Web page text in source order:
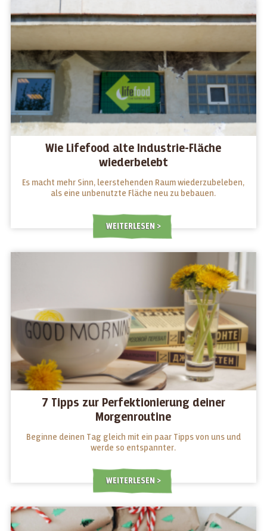
Wie Lifefood alte Industrie-Fläche
wiederbelebt
Es macht mehr Sinn, leerstehenden Raum wiederzubeleben,
als eine unbenutzte Fläche neu zu bebauen.
WEITERLESEN
7 Tipps zur Perfektionierung deiner
Morgenroutine
Beginne deinen Tag gleich mit ein paar Tipps von uns und
werde so entspannter.
WEITERLESEN